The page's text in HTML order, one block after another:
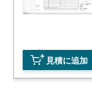
見積に追加